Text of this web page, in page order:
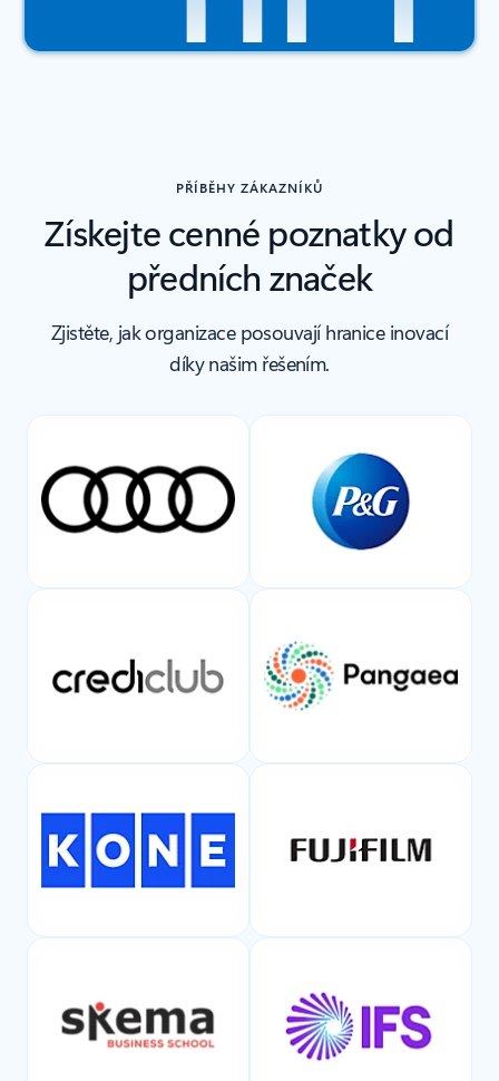
PŘÍBĚHY ZÁKAZNÍKŮ
Získejte cenné poznatky od
předních značek
Zjistěte, jak organizace posouvají hranice inovací
díky našim řešením.